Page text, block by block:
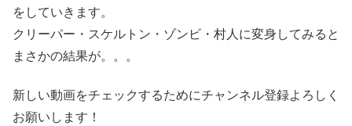
をしていきます。
クリーパー・スケルトン・ゾンビ・村人に変身してみると
まさかの結果が。。。
新しい動画をチェックするためにチャンネル登録よろしく
お願いします！